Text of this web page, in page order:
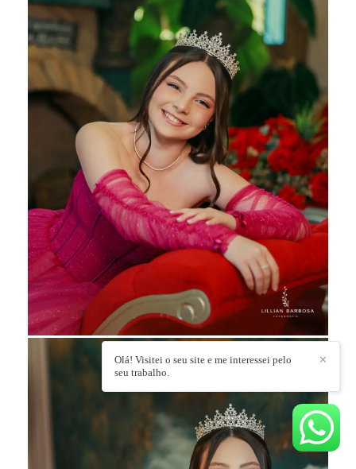
✕
Olá! Visitei o seu site e me interessei pelo
seu trabalho.